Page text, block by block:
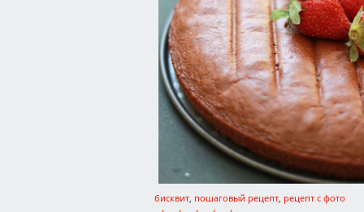
бисквит, пошаговый рецепт, рецепт с фото